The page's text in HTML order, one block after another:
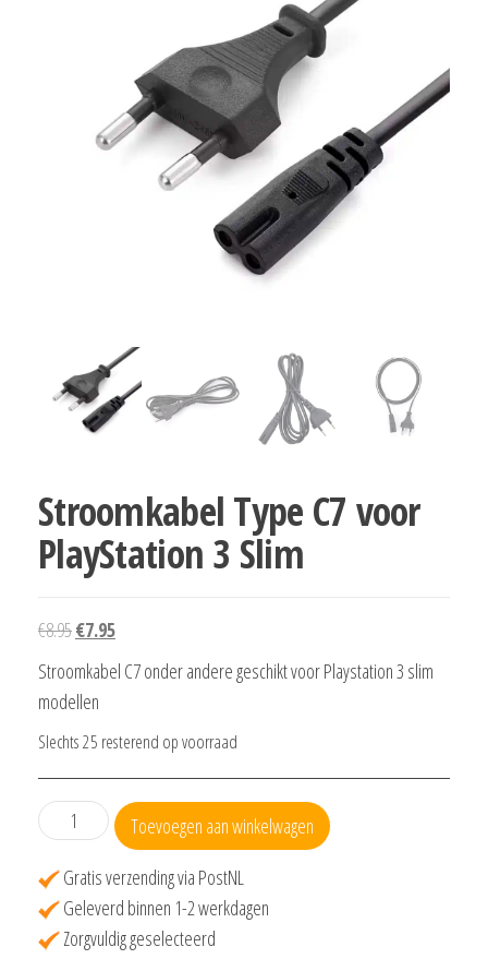
Stroomkabel Type C7 voor
PlayStation 3 Slim
€8.95Oorspronkelijke
prijs
was:
€7.95Huidige
prijs
Stroomkabel C7 onder andere geschikt voor Playstation 3 slim
modellen
Slechts 25 resterend op voorraad
Stroomkabel
Type
C7
voor
PlayStation
Toevoegen aan winkelwagen
Gratis verzending via PostNL
Geleverd binnen 1-2 werkdagen
Zorgvuldig geselecteerd